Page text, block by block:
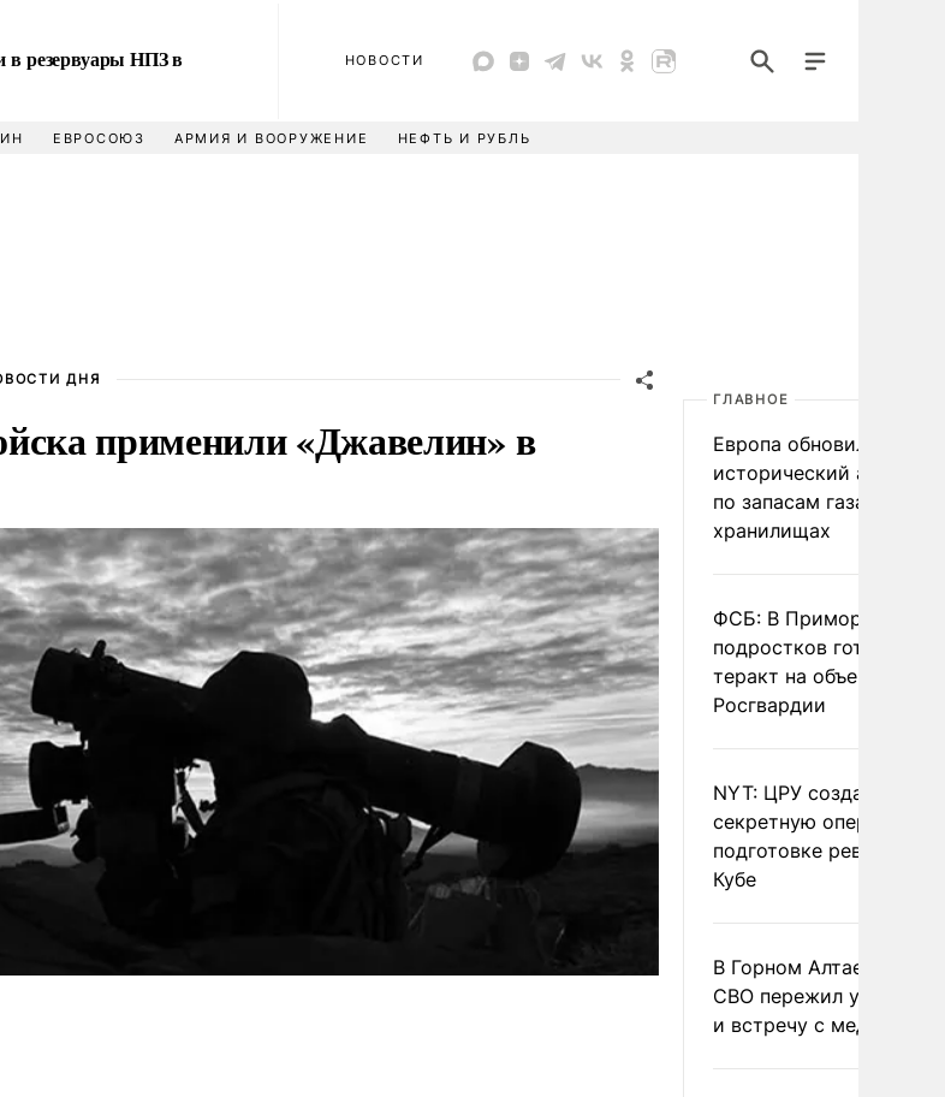
в резервуары НПЗ в
НОВОСТИ
ЕВРОСОЮЗ АРМИЯ И ВООРУЖЕНИЕ НЕФТЬ И РУБЛЬ
ДНЯ
применили «Джавелин» в
ГЛАВНОЕ
Европа обновила
исторический
по запасам газа в
хранилищах
ФСБ: В Приморье трое
подростков готовили
теракт на объекте
Росгвардии
NYT: ЦРУ создало
секретную опергруппу
подготовке революции
Кубе
В Горном Алтае
СВО пережил удар
и встречу с медведем